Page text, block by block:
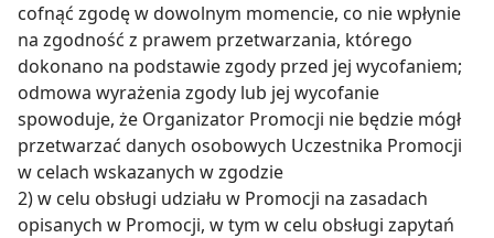
cofnąć zgodę w dowolnym momencie, co nie wpłynie
na zgodność z prawem przetwarzania, którego
dokonano na podstawie zgody przed jej wycofaniem;
odmowa wyrażenia zgody lub jej wycofanie
spowoduje, że Organizator Promocji nie będzie mógł
przetwarzać danych osobowych Uczestnika Promocji
w celach wskazanych w zgodzie
2) w celu obsługi udziału w Promocji na zasadach
opisanych w Promocji, w tym w celu obsługi zapytań